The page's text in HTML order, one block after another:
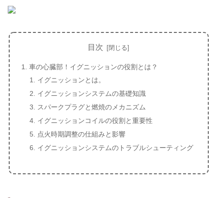
目次
車の心臓部！イグニッションの役割とは？
イグニッションとは。
イグニッションシステムの基礎知識
スパークプラグと燃焼のメカニズム
イグニッションコイルの役割と重要性
点火時期調整の仕組みと影響
イグニッションシステムのトラブルシューティング